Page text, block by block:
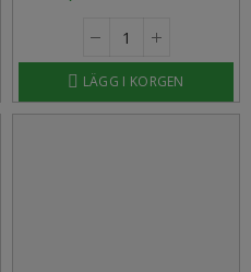
LÄGG I KORGEN